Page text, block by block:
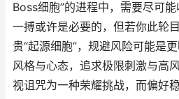
Boss细胞”的进程中，需要尽可
一搏或许是必要的，但若你此轮
贵“起源细胞”，规避风险可能是
风格与心态，追求极限刺激与高
视诅咒为一种荣耀挑战，而偏好